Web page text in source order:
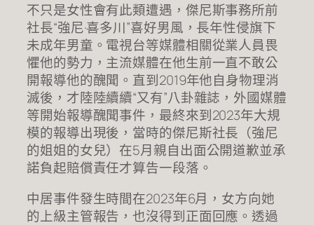
不只是女性會有此類遭遇，傑尼斯事務所前
社長“強尼·喜多川”喜好男風，長年性侵旗下
未成年男童。電視台等媒體相關從業人員畏
懼他的勢力，主流媒體在他生前一直不敢公
開報導他的醜聞。直到2019年他自身物理消
滅後，才陸陸續續“又有”八卦雜誌，外國媒體
等開始報導醜聞事件，最終來到2023年大規
模的報導出現後，當時的傑尼斯社長（強尼
的姐姐的女兒）在5月親自出面公開道歉並承
諾負起賠償責任才算告一段落。
中居事件發生時間在2023年6月，女方向她
的上級主管報告，也沒得到正面回應。透過